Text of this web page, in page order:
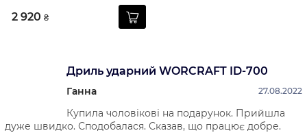
2 920 ₴
Дриль ударний WORCRAFT ID-700
Ганна 27.08.2022
Купила чоловікові на подарунок. Прийшла
дуже швидко. Сподобалася. Сказав, що працює добре.